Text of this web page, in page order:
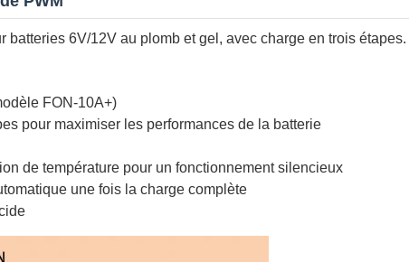
6V/12V au plomb et gel, avec charge en trois
FON-10A+)
pour maximiser les performances de la batterie
de température pour un fonctionnement silencieux
une fois la charge complète